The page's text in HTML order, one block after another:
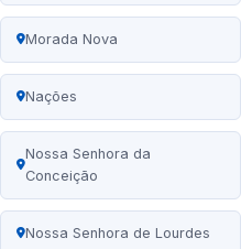
Morada Nova
Nações
Nossa Senhora da
Conceição
Nossa Senhora de Lourdes